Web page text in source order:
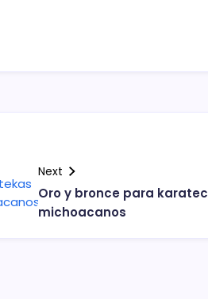
Next
Oro y bronce para
michoacanos